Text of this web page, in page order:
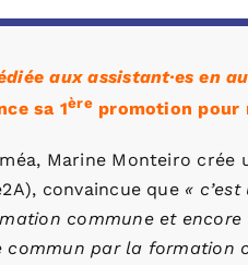
aux assistant·es en
sa 1èrepromotion pour
Marine Monteiro
convaincue que «
commune et encore
commun par la formation